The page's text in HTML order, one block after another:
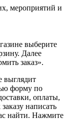
мероприятий и
выберите
Далее
заказ».
выглядит
форму по
оплаты,
написать
найти. Нажмите